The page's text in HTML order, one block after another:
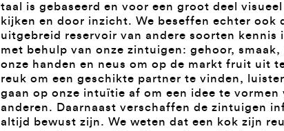
taal is gebaseerd en voor een groot deel
kijken en door inzicht. We beseffen echter ook
uitgebreid reservoir van andere soorten kennis
met behulp van onze zintuigen: gehoor,
onze handen en neus om op de markt fruit uit
reuk om een geschikte partner te vinden,
gaan op onze intuïtie af om een idee te vormen
anderen. Daarnaast verschaffen de zintuigen
altijd bewust zijn. We weten dat een kok zijn